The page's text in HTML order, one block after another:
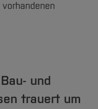
und
trauert um